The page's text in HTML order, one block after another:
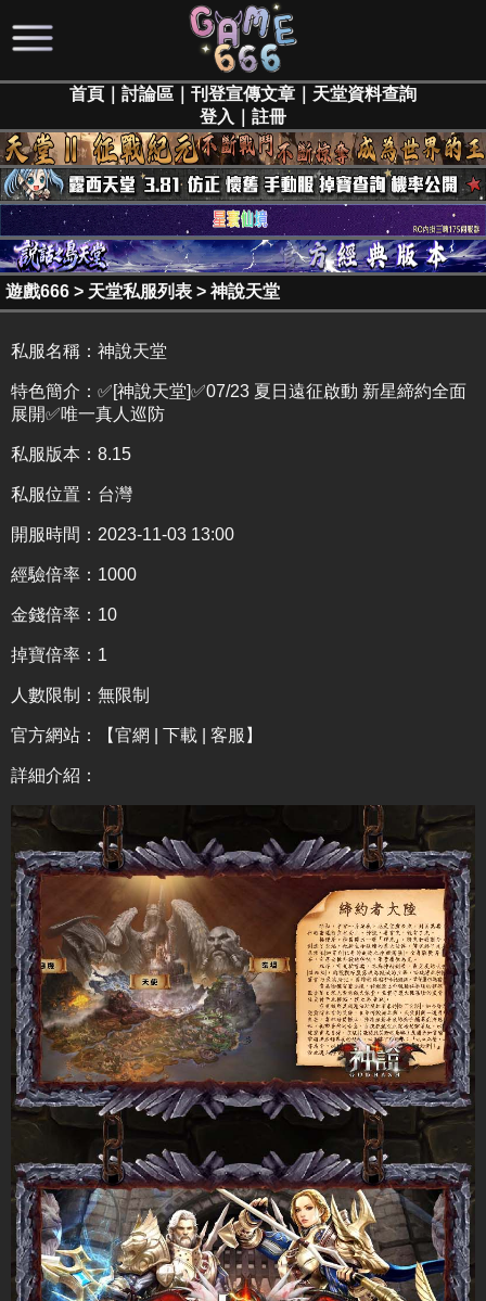
首頁 討論區 刊登宣傳文章
天堂資料查詢
登入
註冊
遊戲666 > 天堂私服列表 > 神說天堂
私服名稱： 神說天堂
特色簡介： ✅[神說天堂]✅07/23 夏日遠征啟動 新星締約全面
展開✅唯一真人巡防
私服版本：8.15
私服位置：台灣
開服時間：2023-11-03 13:00
經驗倍率：1000
金錢倍率：10
掉寶倍率：1
人數限制：無限制
官方網站： 【官網 | 下載 | 客服】
詳細介紹 ：